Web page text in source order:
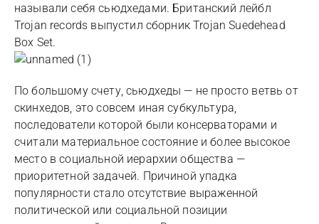
называли себя сьюдхедами. Британский лейбл
Trojan records выпустил сборник Trojan Suedehead
Box Set.
По большому счету, сьюдхеды — не просто ветвь от
скинхедов, это совсем иная субкультура,
последователи которой были консерваторами и
считали материальное состояние и более высокое
место в социальной иерархии общества —
приоритетной задачей. Причиной упадка
популярности стало отсутствие выраженной
политической или социальной позиции